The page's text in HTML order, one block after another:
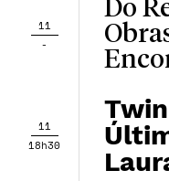
11
-
Do
11
18h30